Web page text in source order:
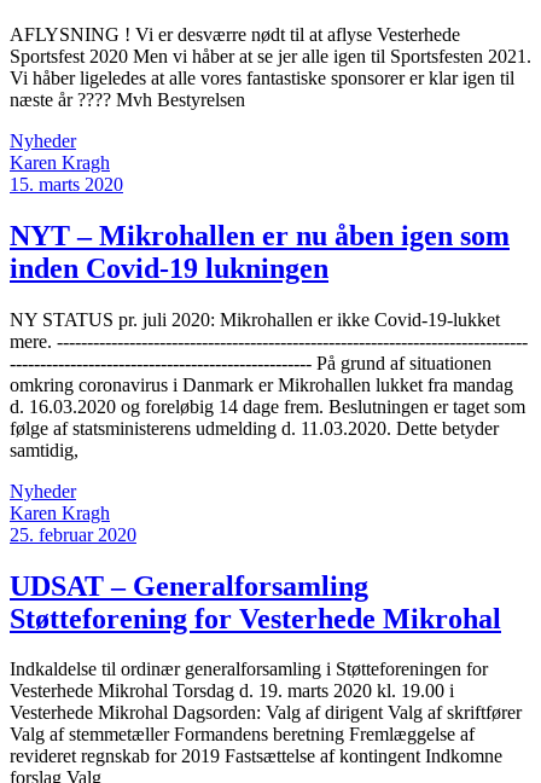
AFLYSNING ! Vi er desværre nødt til at aflyse Vesterhede
Sportsfest 2020 Men vi håber at se jer alle igen til Sportsfesten 2021.
Vi håber ligeledes at alle vores fantastiske sponsorer er klar igen til
næste år ???? Mvh Bestyrelsen
Nyheder
Karen Kragh
15. marts 2020
NYT – Mikrohallen er nu åben igen som
inden Covid-19 lukningen
NY STATUS pr. juli 2020: Mikrohallen er ikke Covid-19-lukket
mere. ------------------------------------------------------------------------------
-------------------------------------------------- På grund af situationen
omkring coronavirus i Danmark er Mikrohallen lukket fra mandag
d. 16.03.2020 og foreløbig 14 dage frem. Beslutningen er taget som
følge af statsministerens udmelding d. 11.03.2020. Dette betyder
samtidig,
Nyheder
Karen Kragh
25. februar 2020
UDSAT – Generalforsamling
Støtteforening for Vesterhede Mikrohal
Indkaldelse til ordinær generalforsamling i Støtteforeningen for
Vesterhede Mikrohal Torsdag d. 19. marts 2020 kl. 19.00 i
Vesterhede Mikrohal Dagsorden: Valg af dirigent Valg af skriftfører
Valg af stemmetæller Formandens beretning Fremlæggelse af
revideret regnskab for 2019 Fastsættelse af kontingent Indkomne
forslag Valg